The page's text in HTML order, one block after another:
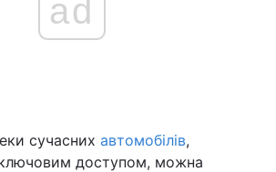
ad
сучасних автомобілів,
доступом, можна